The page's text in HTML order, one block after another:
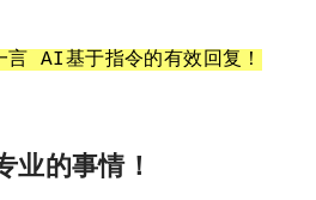
言 AI基于指令的有效回复！
业的事情！